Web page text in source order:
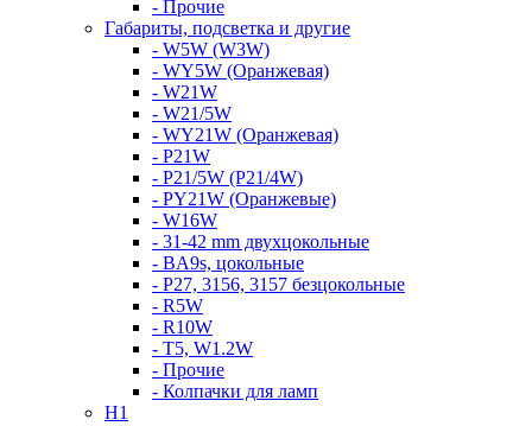
- Прочие
Габариты, подсветка и другие
- W5W (W3W)
- WY5W (Оранжевая)
- W21W
- W21/5W
- WY21W (Оранжевая)
- P21W
- P21/5W (P21/4W)
- PY21W (Оранжевые)
- W16W
- 31-42 mm двухцокольные
- BA9s, цокольные
- P27, 3156, 3157 безцокольные
- R5W
- R10W
- T5, W1.2W
- Прочие
- Колпачки для ламп
H1